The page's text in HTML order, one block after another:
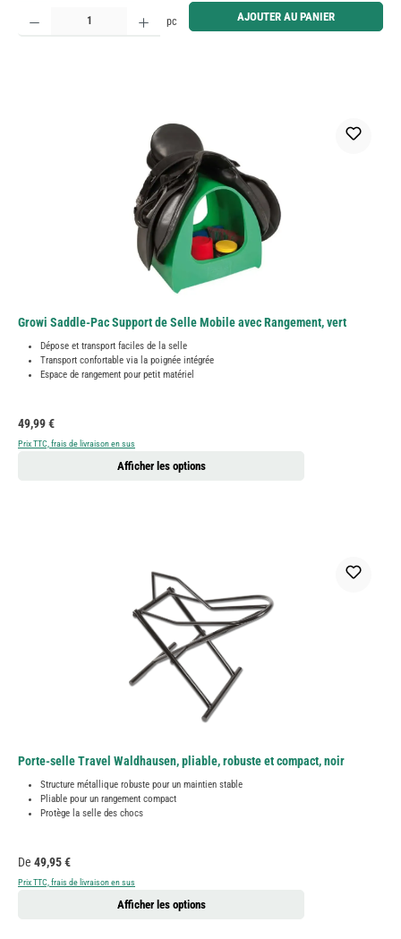
Quantité de produit : Entrez la quantité souhaitée ou utilisez les boutons pour augmenter ou
pc AJOUTER AU PANIER
Growi Saddle-Pac Support de Selle Mobile avec Rangement, vert
Dépose et transport faciles de la selle
Transport confortable via la poignée intégrée
Espace de rangement pour petit matériel
Prix régulier :
49,99 €
Prix TTC, frais de livraison en sus
Afficher les options
Porte-selle Travel Waldhausen, pliable, robuste et compact, noir
Structure métallique robuste pour un maintien stable
Pliable pour un rangement compact
Protège la selle des chocs
Prix régulier :
De 49,95 €
Prix TTC, frais de livraison en sus
Afficher les options